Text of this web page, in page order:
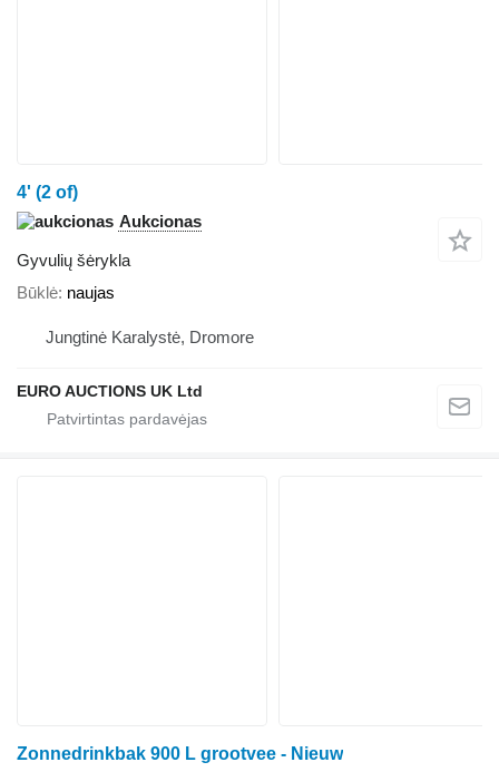
4' (2 of)
Aukcionas
Gyvulių šėrykla
Būklė naujas
Jungtinė Karalystė, Dromore
EURO AUCTIONS UK Ltd
Zonnedrinkbak 900 L grootvee - Nieuw